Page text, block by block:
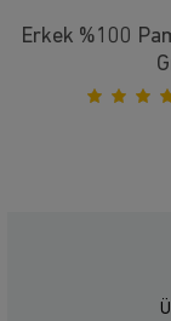
Erkek %100